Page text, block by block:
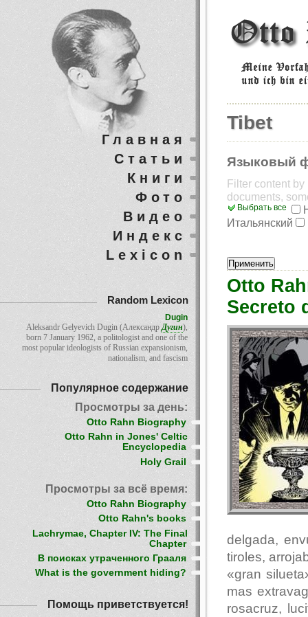
Tibet
Языковый
Filter content
documents,
Выбрать все
Итальянский
Otto
Secreto
delgada,
tiroles,
«gran
mas
rosacruz,
Главная
Статьи
Книги
Фото
Видео
Индекс
Lexicon
Random Lexicon
Dugin
Aleksandr Gelyevich Dugin (АлександрДугин),
born 7 January 1962, a politologist and one of the
most popular ideologists of Russian expansionism,
nationalism, and fascism
Популярное содержание
Просмотры за день:
Otto Rahn Biography
Otto Rahn in Jones' Celtic
Encyclopedia
Holy Grail
Просмотры за всё время:
Otto Rahn Biography
Otto Rahn's books
Lachrymae, Chapter IV: The Final
Chapter
В поисках утраченного Грааля
What is the government hiding?
Помощь приветствуется!